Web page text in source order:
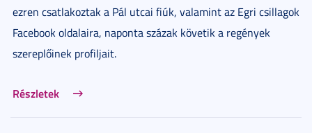
ezren csatlakoztak a Pál utcai fiúk, valamint az Egri csillagok
Facebook oldalaira, naponta százak követik a regények
szereplőinek profiljait.
Részletek